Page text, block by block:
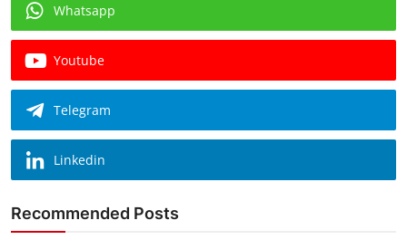
Whatsapp
Youtube
Telegram
Linkedin
Recommended Posts